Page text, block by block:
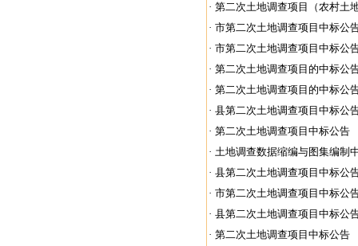
· 第二次土地调查项目（农村土
· 市第二次土地调查项目中标公
· 市第二次土地调查项目中标公
· 第二次土地调查项目的中标公
· 第二次土地调查项目的中标公
· 县第二次土地调查项目中标公
· 第二次土地调查项目中标公告
· 土地调查数据缩编与图集编制
· 县第二次土地调查项目中标公
· 市第二次土地调查项目中标公
· 县第二次土地调查项目中标公
· 第二次土地调查项目中标公告